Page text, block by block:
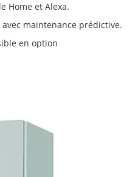
Home et Alexa.
maintenance prédictive.
en option